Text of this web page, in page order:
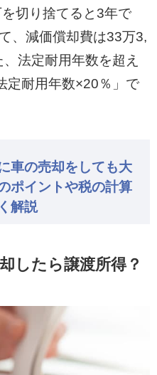
切り捨てると3年で
、減価償却費は33万3,
法定耐用年数を超え
定耐用年数×20％」で
車の売却をしても大
ポイントや税の計算
解説
したら譲渡所得？